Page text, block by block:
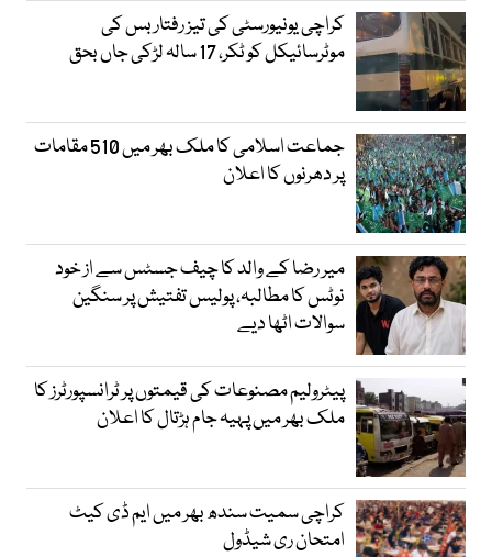
کراچی یونیورسٹی کی تیز رفتار بس کی
موٹرسائیکل کو ٹکر، 17 سالہ لڑکی جاں بحق
جماعت اسلامی کا ملک بھر میں 510 مقامات
پر دھرنوں کا اعلان
میر رضا کے والد کا چیف جسٹس سے از خود
نوٹس کا مطالبہ، پولیس تفتیش پر سنگین
سوالات اٹھا دیے
پیٹرولیم مصنوعات کی قیمتوں پر ٹرانسپورٹرز کا
ملک بھر میں پہیہ جام ہڑتال کا اعلان
کراچی سمیت سندھ بھر میں ایم ڈی کیٹ
امتحان ری شیڈول